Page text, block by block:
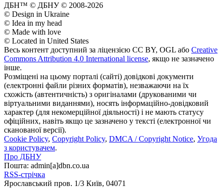
ДБН™ © ДБНУ © 2008-2026
© Design in Ukraine
© Idea in my head
© Made with love
© Located in United States
Весь контент доступний за ліцензією CC BY, OGL або Creative
Commons Attribution 4.0 International license, якщо не зазначено
інше.
Розміщені на цьому порталі (сайті) довідкові документи
(електронні файли різних форматів), незважаючи на їх
схожість (автентичність) з оригіналами (друкованими чи
віртуальними виданнями), носять інформаційно-довідковий
характер (для некомерційної діяльності) і не мають статусу
офіційних, навіть якщо це зазначено у тексті (електронної чи
сканованої версії).
Cookie Policy, Copyright Policy, DMCA / Copyright Notice, Угода
з користувачем.
Про ДБНУ
Пошта: admin[а]dbn.co.ua
RSS-стрічка
Ярославський пров. 1/3 Київ, 04071